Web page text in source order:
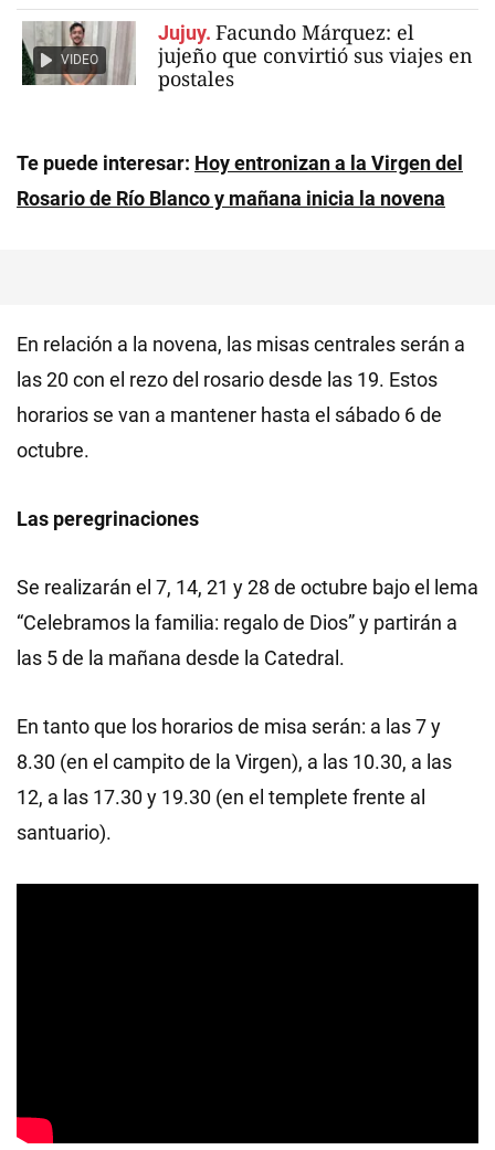
VIDEO
Jujuy. Facundo Márquez: el
jujeño que convirtió sus viajes en
postales
Te puede interesar: Hoy entronizan a la Virgen del
Rosario de Río Blanco y mañana inicia la novena
En relación a la novena, las misas centrales serán a
las 20 con el rezo del rosario desde las 19. Estos
horarios se van a mantener hasta el sábado 6 de
octubre.
Las peregrinaciones
Se realizarán el 7, 14, 21 y 28 de octubre bajo el lema
“Celebramos la familia: regalo de Dios” y partirán a
las 5 de la mañana desde la Catedral.
En tanto que los horarios de misa serán: a las 7 y
8.30 (en el campito de la Virgen), a las 10.30, a las
12, a las 17.30 y 19.30 (en el templete frente al
santuario).